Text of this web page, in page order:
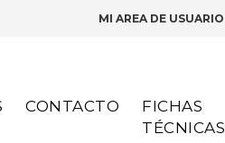
MI AREA DE USUARIO
CONTACTO
FICHAS
TÉCNICAS